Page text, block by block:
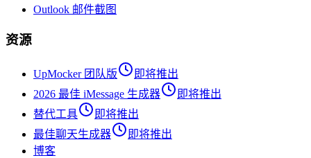
Outlook 邮件截图
资源
UpMocker 团队版
即将推出
2026 最佳 iMessage 生成器
即将推出
替代工具
即将推出
最佳聊天生成器
即将推出
博客